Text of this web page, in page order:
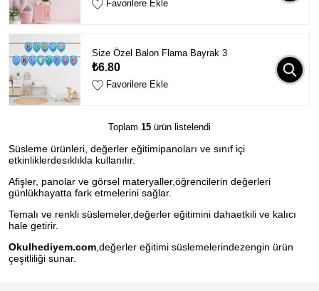
Favorilere Ekle
Size Özel Balon Flama Bayrak 3
₺6.80
Favorilere Ekle
Toplam 15 ürün listelendi
Süsleme ürünleri, değerler eğitimipanoları ve sınıf içi
etkinliklerdesıklıkla kullanılır.
Afişler, panolar ve görsel materyaller,öğrencilerin değerleri
günlükhayatta fark etmelerini sağlar.
Temalı ve renkli süslemeler,değerler eğitimini dahaetkili ve kalıcı
hale getirir.
Okulhediyem.com ,değerler eğitimi süslemelerindezengin ürün
çeşitliliği sunar.